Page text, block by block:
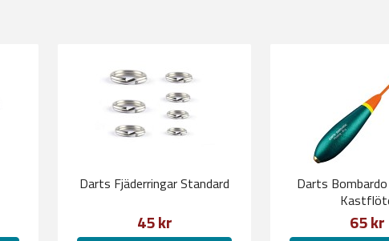
Darts Fjäderringar Standard
45 kr
Darts
65 kr